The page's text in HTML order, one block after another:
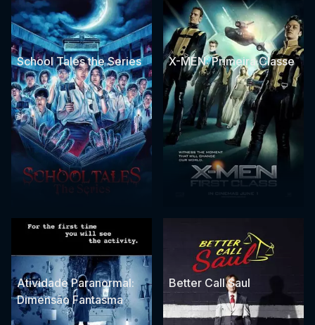
School Tales the Series X-MEN: Primeira Classe
Atividade Paranormal:
Dimensão Fantasma
Better Call Saul